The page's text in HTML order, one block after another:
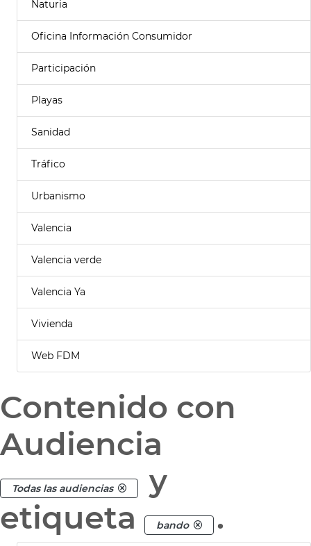
Naturia
Oficina Información Consumidor
Participación
Playas
Sanidad
Tráfico
Urbanismo
Valencia
Valencia verde
Valencia Ya
Vivienda
Web FDM
Contenido con
Audiencia
Todas las audiencias
y
etiqueta
bando .